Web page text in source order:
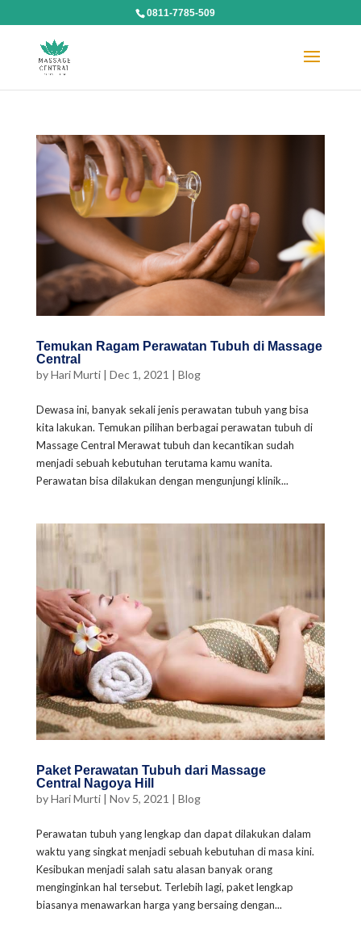
0811-7785-509
Temukan Ragam Perawatan Tubuh di Massage
Central
byHari Murti| Dec 1, 2021 | Blog
Dewasa ini, banyak sekali jenis perawatan tubuh yang bisa
kita lakukan. Temukan pilihan berbagai perawatan tubuh di
Massage Central Merawat tubuh dan kecantikan sudah
menjadi sebuah kebutuhan terutama kamu wanita.
Perawatan bisa dilakukan dengan mengunjungi klinik...
Paket Perawatan Tubuh dari Massage
Central Nagoya Hill
byHari Murti| Nov 5, 2021 | Blog
Perawatan tubuh yang lengkap dan dapat dilakukan dalam
waktu yang singkat menjadi sebuah kebutuhan di masa kini.
Kesibukan menjadi salah satu alasan banyak orang
menginginkan hal tersebut. Terlebih lagi, paket lengkap
biasanya menawarkan harga yang bersaing dengan...